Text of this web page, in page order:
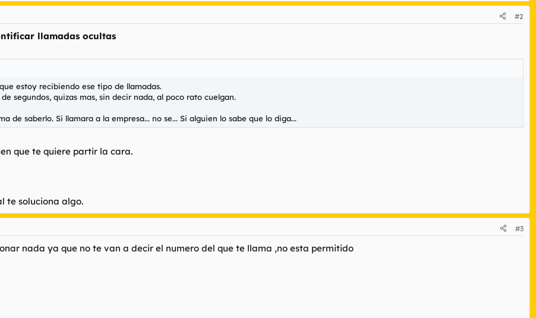
#2
llamadas ocultas
estoy recibiendo ese tipo de llamadas.
segundos, quizas mas, sin decir nada, al poco rato cuelgan.
de saberlo. Si llamara a la empresa... no se... Si alguien lo sabe que lo diga...
que te quiere partir la cara.
te soluciona algo.
#3
nada ya que no te van a decir el numero del que te llama ,no esta permitido